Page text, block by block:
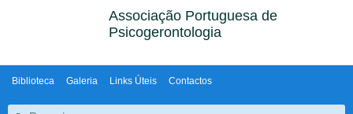
Associação Portuguesa de
Psicogerontologia
Biblioteca Galeria Links Úteis Contactos